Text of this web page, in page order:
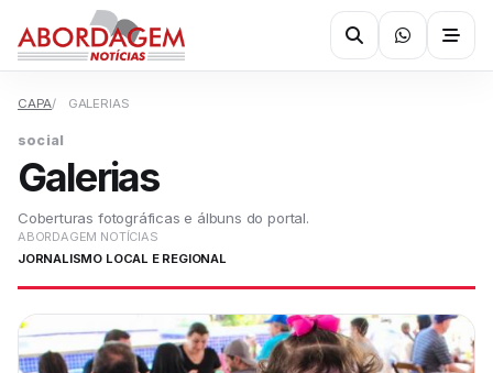
CAPA GALERIAS
social
Galerias
Coberturas fotográficas e álbuns do portal.
ABORDAGEM NOTÍCIAS
JORNALISMO LOCAL E REGIONAL